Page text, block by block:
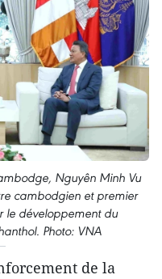
Nguyên Minh Vu
cambodgien et premier
le développement du
Photo: VNA
de la